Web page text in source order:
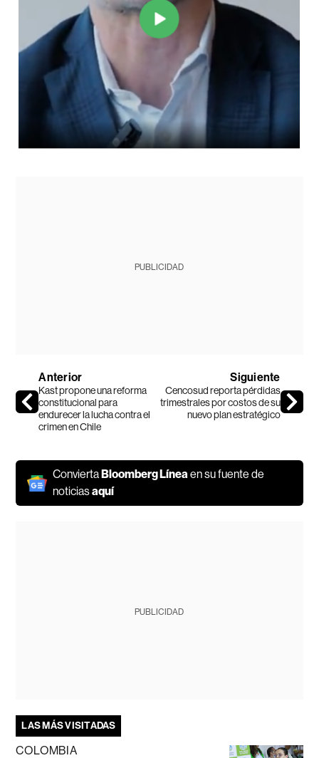
PUBLICIDAD
Anterior
Kast propone una reforma
constitucional para
endurecer la lucha contra el
crimen en Chile
Siguiente
Cencosud reporta pérdidas
trimestrales por costos de su
nuevo plan estratégico
Convierta Bloomberg Líneaen su fuente de
noticiasaquí
PUBLICIDAD
LAS MÁS VISITADAS
COLOMBIA